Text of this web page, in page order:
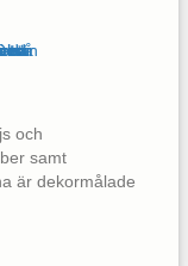
och
samt
är dekormålade